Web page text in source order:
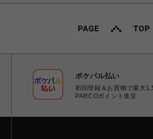
ポケパル払い
初回登録＆お買物で最大
PARCOポイント進呈